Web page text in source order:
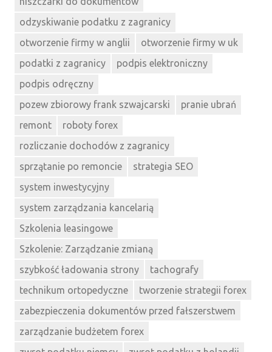
odzyskiwanie podatku z zagranicy
otworzenie firmy w anglii
otworzenie firmy w uk
podatki z zagranicy
podpis elektroniczny
podpis odręczny
pozew zbiorowy frank szwajcarski
pranie ubrań
remont
roboty forex
rozliczanie dochodów z zagranicy
sprzątanie po remoncie
strategia SEO
system inwestycyjny
system zarządzania kancelarią
Szkolenia leasingowe
Szkolenie: Zarządzanie zmianą
szybkość ładowania strony
tachografy
technikum ortopedyczne
tworzenie strategii forex
zabezpieczenia dokumentów przed fałszerstwem
zarządzanie budżetem forex